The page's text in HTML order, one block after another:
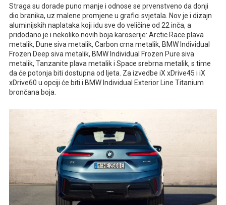
Straga su dorade puno manje i odnose se prvenstveno da donji
dio branika, uz malene promjene u grafici svjetala. Nov je i dizajn
aluminijskih naplataka koji idu sve do veličine od 22 inča, a
pridodano je i nekoliko novih boja karoserije: Arctic Race plava
metalik, Dune siva metalik, Carbon crna metalik, BMW Individual
Frozen Deep siva metalik, BMW Individual Frozen Pure siva
metalik, Tanzanite plava metalik i Space srebrna metalik, s time
da će potonja biti dostupna od ljeta. Za izvedbe iX xDrive45 i iX
xDrive60 u opciji će biti i BMW Individual Exterior Line Titanium
brončana boja.